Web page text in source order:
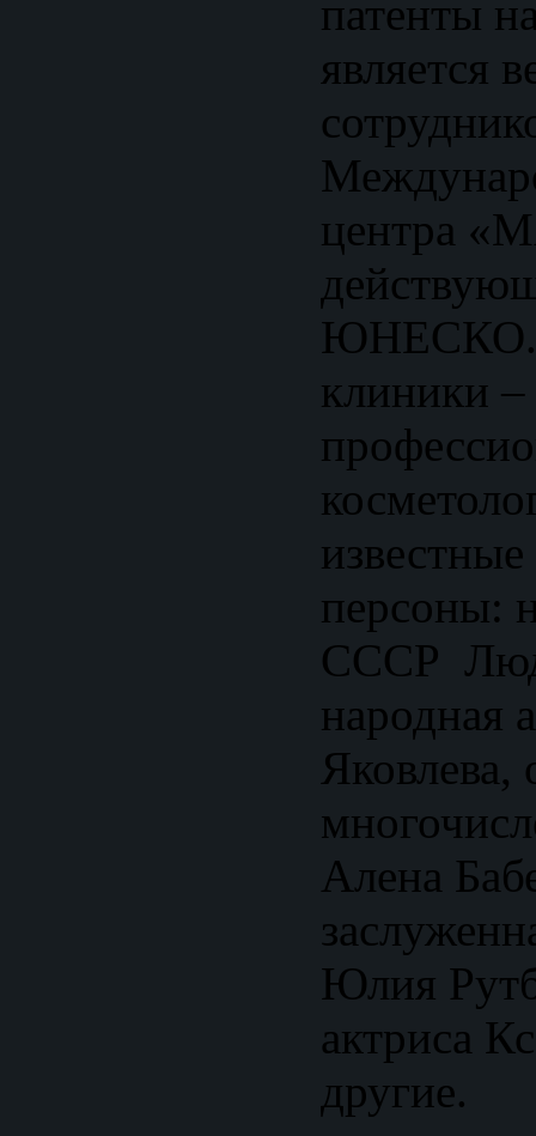
патенты
является
центра
ЮНЕСКО.
клиники –
персоны:
СССР
народная
Яковлева,
Алена
Юлия
актриса
другие.